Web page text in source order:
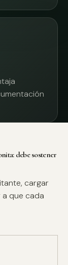
debe sostener
cargar
que cada